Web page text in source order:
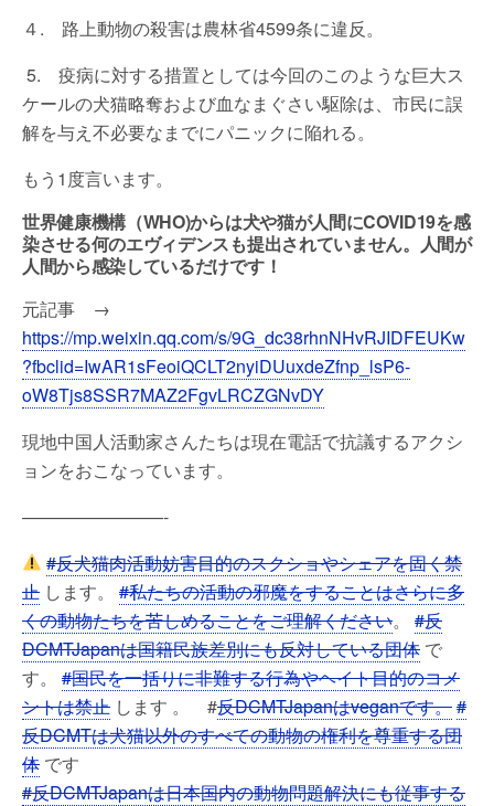
４. 路上動物の殺害は農林省4599条に違反。
5. 疫病に対する措置としては今回のこのような巨大ス
ケールの犬猫略奪および血なまぐさい駆除は、市民に誤
解を与え不必要なまでにパニックに陥れる。
もう1度言います。
世界健康機構（WHO)からは犬や猫が人間にCOVID19を感
染させる何のエヴィデンスも提出されていません。人間が
人間から感染しているだけです！
元記事 →
https://mp.weixin.qq.com/s/9G_dc38rhnNHvRJIDFEUKw
?fbclid=IwAR1sFeoiQCLT2nyiDUuxdeZfnp_lsP6-
oW8Tjs8SSR7MAZ2FgvLRCZGNvDY
現地中国人活動家さんたちは現在電話で抗議するアクシ
ョンをおこなっています。
————————-
#反犬猫肉活動妨害目的のスクショやシェアを固く禁
止 します。 #私たちの活動の邪魔をすることはさらに多
くの動物たちを苦しめることをご理解ください。 #反
DCMTJapanは国籍民族差別にも反対している団体 で
す。 #国民を一括りに非難する行為やヘイト目的のコメ
ントは禁止 します 。 #反DCMTJapanはveganです。#
反DCMTは犬猫以外のすべての動物の権利を尊重する団
体 です
#反DCMTJapanは日本国内の動物問題解決にも従事する